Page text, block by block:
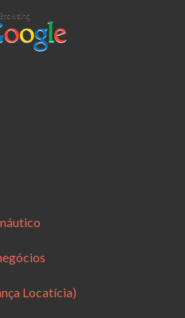
Locatícia)